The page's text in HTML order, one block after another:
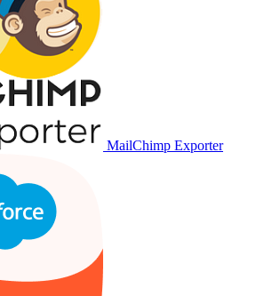
MailChimp Exporter